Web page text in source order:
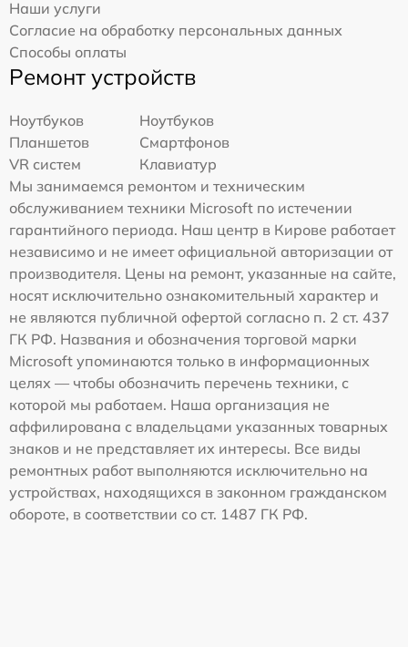
Наши услуги
Согласие на обработку персональных данных
Способы оплаты
Ремонт устройств
Ноутбуков
Ноутбуков
Планшетов
Смартфонов
VR систем
Клавиатур
Мы занимаемся ремонтом и техническим
обслуживанием техники Microsoft по истечении
гарантийного периода. Наш центр в Кирове работает
независимо и не имеет официальной авторизации от
производителя. Цены на ремонт, указанные на сайте,
носят исключительно ознакомительный характер и
не являются публичной офертой согласно п. 2 ст. 437
ГК РФ. Названия и обозначения торговой марки
Microsoft упоминаются только в информационных
целях — чтобы обозначить перечень техники, с
которой мы работаем. Наша организация не
аффилирована с владельцами указанных товарных
знаков и не представляет их интересы. Все виды
ремонтных работ выполняются исключительно на
устройствах, находящихся в законном гражданском
обороте, в соответствии со ст. 1487 ГК РФ.